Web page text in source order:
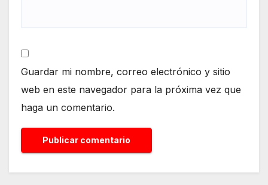
Guardar mi nombre, correo electrónico y sitio
web en este navegador para la próxima vez que
haga un comentario.